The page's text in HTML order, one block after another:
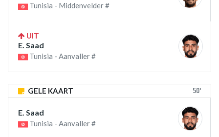
Tunisia - Middenvelder #
UIT
E. Saad
Tunisia - Aanvaller #
GELE KAART 50'
E. Saad
Tunisia - Aanvaller #